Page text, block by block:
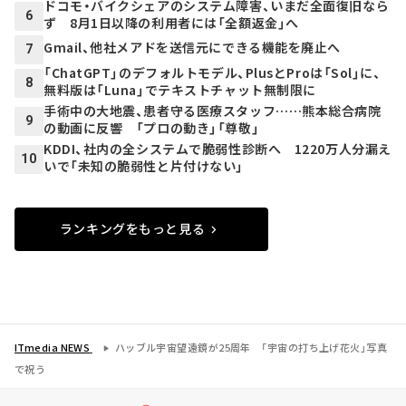
6
ドコモ・バイクシェアのシステム障害、いまだ全面復旧なら
ず 8月1日以降の利用者には「全額返金」へ
7 Gmail、他社メアドを送信元にできる機能を廃止へ
8
「ChatGPT」のデフォルトモデル、PlusとProは「Sol」に、
無料版は「Luna」でテキストチャット無制限に
9
手術中の大地震、患者守る医療スタッフ……熊本総合病院
の動画に反響 「プロの動き」「尊敬」
10
KDDI、社内の全システムで脆弱性診断へ 1220万人分漏え
いで「未知の脆弱性と片付けない」
ランキングをもっと見る
ITmedia NEWS
ハッブル宇宙望遠鏡が25周年 「宇宙の打ち上げ花火」写真
で祝う